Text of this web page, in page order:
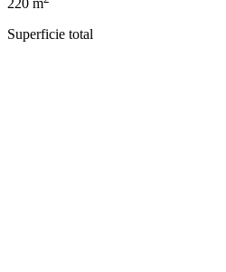
220 m
Superficie total